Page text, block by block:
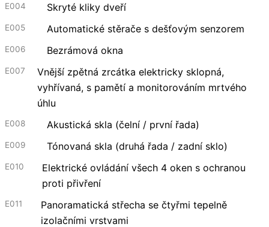
E004 Skryté kliky dveří
E005 Automatické stěrače s dešťovým senzorem
E006 Bezrámová okna
E007
Vnější zpětná zrcátka elektricky sklopná,
vyhřívaná, s pamětí a monitorováním mrtvého
úhlu
E008 Akustická skla (čelní / první řada)
E009 Tónovaná skla (druhá řada / zadní sklo)
E010
Elektrické ovládání všech 4 oken s ochranou
proti přivření
E011
Panoramatická střecha se čtyřmi tepelně
izolačními vrstvami